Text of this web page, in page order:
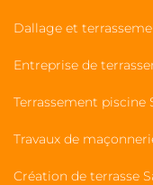
Dallage et
Entreprise de
Terrassement piscine
Travaux de
Création de terrasse